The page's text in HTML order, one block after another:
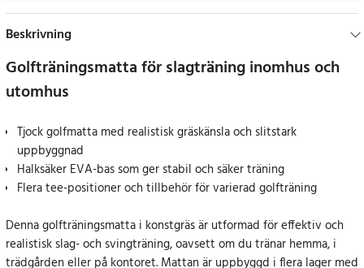
Beskrivning
Golfträningsmatta för slagträning inomhus och
utomhus
Tjock golfmatta med realistisk gräskänsla och slitstark
uppbyggnad
Halksäker EVA-bas som ger stabil och säker träning
Flera tee-positioner och tillbehör för varierad golfträning
Denna golfträningsmatta i konstgräs är utformad för effektiv och
realistisk slag- och svingträning, oavsett om du tränar hemma, i
trädgården eller på kontoret. Mattan är uppbyggd i flera lager med